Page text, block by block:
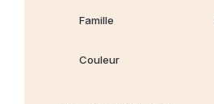
Famille
Couleur